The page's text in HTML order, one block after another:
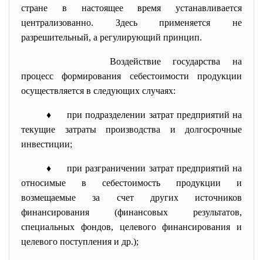
стране в настоящее время устанавливается
централизованно. Здесь применяется не
разрешительный, а регулирующий принцип.
Воздействие государства на
процесс формирования себестоимости продукции
осуществляется в следующих случаях:
♦ при подразделении затрат предприятий на
текущие затраты производства и долгосрочные
инвестиции;
♦ при разграничении затрат предприятий на
относимые в себестоимость продукции и
возмещаемые за счет других источников
финансирования (финансовых результатов,
специальных фондов, целевого финансирования и
целевого поступления и др.);